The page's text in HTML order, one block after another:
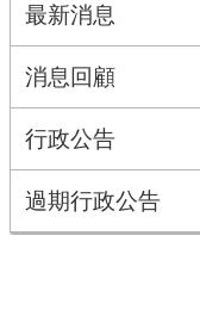
最新消息
消息回顧
行政公告
過期行政公告